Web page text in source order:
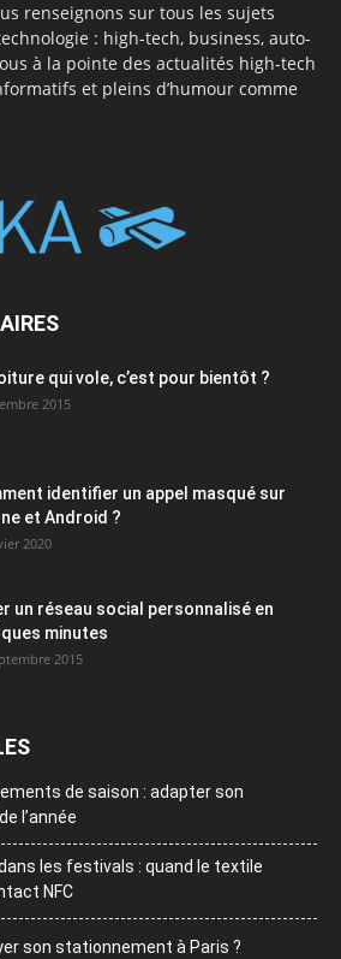
renseignons sur tous les sujets
: high-tech, business, auto-
à la pointe des actualités high-tech
et pleins d’humour comme
qui vole, c’est pour bientôt ?
2015
identifier un appel masqué sur
et Android ?
2020
un réseau social personnalisé en
minutes
2015
de saison : adapter son
l’année
dans les festivals : quand le textile
NFC
son stationnement à Paris ?